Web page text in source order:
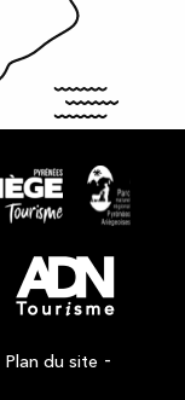
Plan du site -